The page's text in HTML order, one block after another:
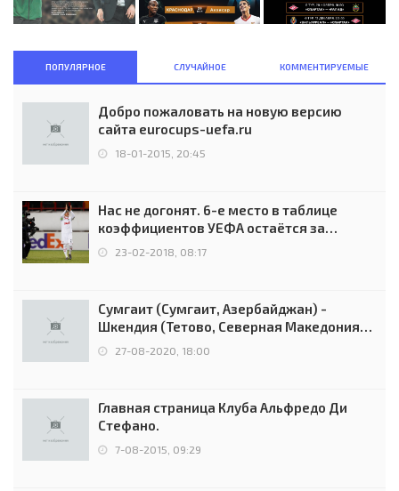
ПОПУЛЯРНОЕ СЛУЧАЙНОЕ КОММЕНТИРУЕМЫЕ
Добро пожаловать на новую версию
сайта eurocups-uefa.ru
18-01-2015, 20:45
Нас не догонят. 6-е место в таблице
коэффициентов УЕФА остаётся за
Россией
23-02-2018, 08:17
Сумгаит (Сумгаит, Азербайджан) -
Шкендия (Тетово, Северная Македония) -
0:2 (0:0)
27-08-2020, 18:00
Главная страница Клуба Альфредо Ди
Стефано.
7-08-2015, 09:29